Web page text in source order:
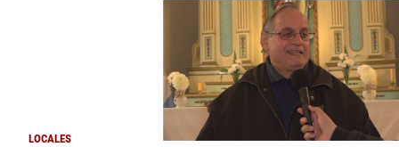
LOCALES